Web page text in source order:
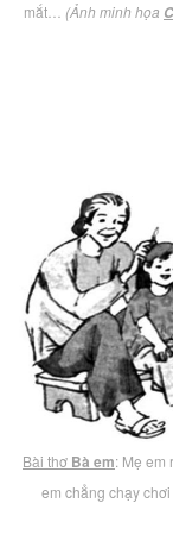
mắt… (Ảnh minh họa
Bài thơ Bà em: Mẹ em
em chẳng chạy